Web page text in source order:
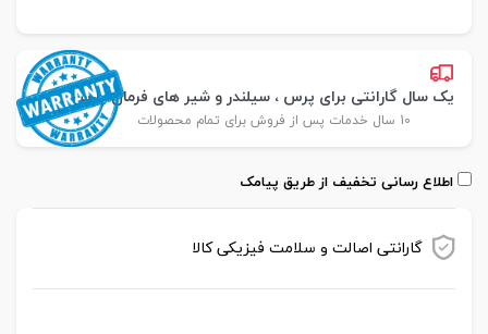
یک سال گارانتی برای پرس ، سیلندر و شیر های فرمان پارس
10 سال خدمات پس از فروش برای تمام محصولات
اطلاع رسانی تخفیف از طریق پیامک
گارانتی اصالت و سلامت فیزیکی کالا